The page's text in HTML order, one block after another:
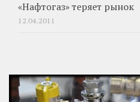
«Нафтогаз» теряет рынок
12.04.2011